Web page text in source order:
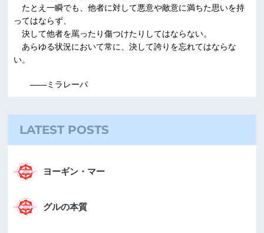
たとえ一瞬でも、他者に対して悪意や敵意に満ちた思いを持
ってはならず、
決して他者を罵ったり傷つけたりしてはならない。
あらゆる状況において常に、決して誇りを忘れてはならな
い。
――ミラレーパ
LATEST POSTS
ヨーギン・マー
グルの本質